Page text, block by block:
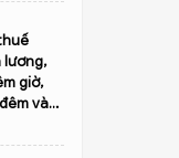
lương,
giờ,
và